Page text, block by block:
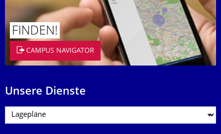
FINDEN!
CAMPUS NAVIGATOR
Unsere Dienste